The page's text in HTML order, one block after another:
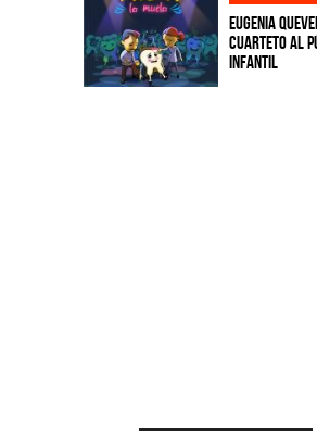
Eugenia
cuarteto al
infantil